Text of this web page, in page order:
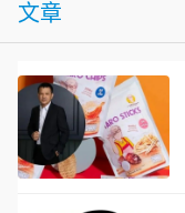
文章